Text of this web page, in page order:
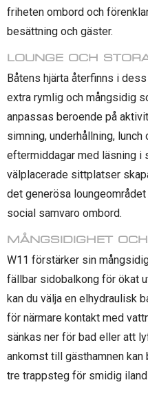
friheten ombord och
besättning och gäster.
LOUNGE OCH
Båtens hjärta återfinns i
extra rymlig och mångsidig
anpassas beroende på
simning, underhållning,
eftermiddagar med läsning i
välplacerade sittplatser
det generösa
social samvaro ombord.
MÅNGSIDIGHET
W11 förstärker sin
fällbar sidobalkong för ökat
kan du välja en elhydraulisk
för närmare kontakt med
sänkas ner för bad eller att
ankomst till gästhamnen
tre trappsteg för smidig